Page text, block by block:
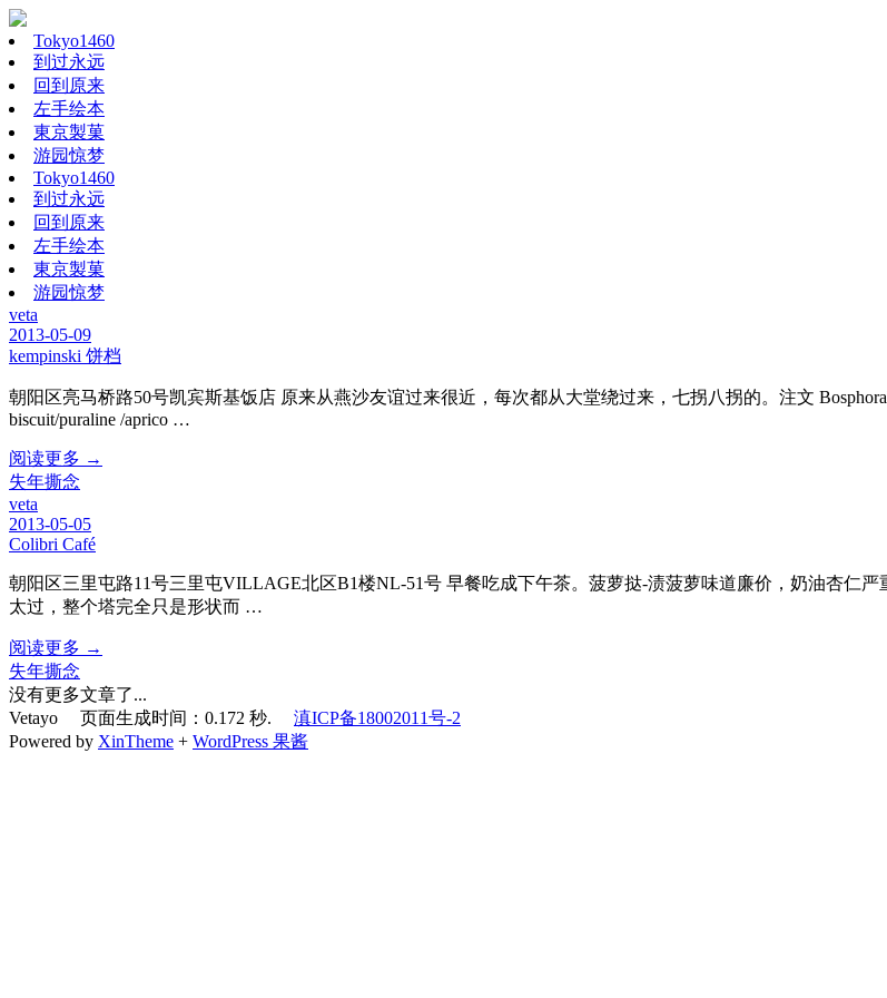
Tokyo1460
到过永远
回到原来
左手绘本
東京製菓
游园惊梦
Tokyo1460
到过永远
回到原来
左手绘本
東京製菓
游园惊梦
veta
2013-05-09
kempinski 饼档
朝阳区亮马桥路50号凯宾斯基饭店 原来从燕沙友谊过来很近，每次都从大堂绕过来，七拐八拐的。注文
biscuit/puraline /aprico …
阅读更多 →
失年撕念
veta
2013-05-05
Colibri Café
朝阳区三里屯路11号三里屯VILLAGE北区B1楼NL-51号 早餐吃成下午茶。菠萝挞-渍菠萝味道廉价，奶油杏仁
太过，整个塔完全只是形状而 …
阅读更多 →
失年撕念
没有更多文章了...
Vetayo 页面生成时间：0.172 秒. 滇ICP备18002011号-2
Powered by XinTheme + WordPress 果酱